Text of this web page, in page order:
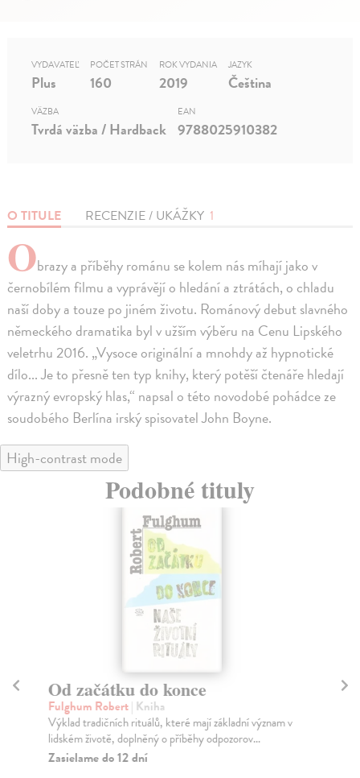
O TITULE RECENZIE / UKÁŽKY 1
Obrazy a příběhy románu se kolem nás míhají jako v
černobílém filmu a vyprávějí o hledání a ztrátách, o chladu
naší doby a touze po jiném životu. Románový debut slavného
německého dramatika byl v užším výběru na Cenu Lipského
veletrhu 2016. „Vysoce originální a mnohdy až hypnotické
dílo... Je to přesně ten typ knihy, který potěší čtenáře hledají
výrazný evropský hlas,“ napsal o této novodobé pohádce ze
soudobého Berlína irský spisovatel John Boyne.
VYDAVATEĽ
Plus
POČET STRÁN
160
ROK VYDANIA
2019
JAZYK
Čeština
VÄZBA
Tvrdá väzba / Hardback
EAN
9788025910382
High-contrast mode
Podobné tituly
Od začátku do konce
Fulghum Robert| Kniha
Výklad tradičních rituálů, které mají základní význam v
lidském životě, doplněný o příběhy odpozorov...
Zasielame do 12 dní